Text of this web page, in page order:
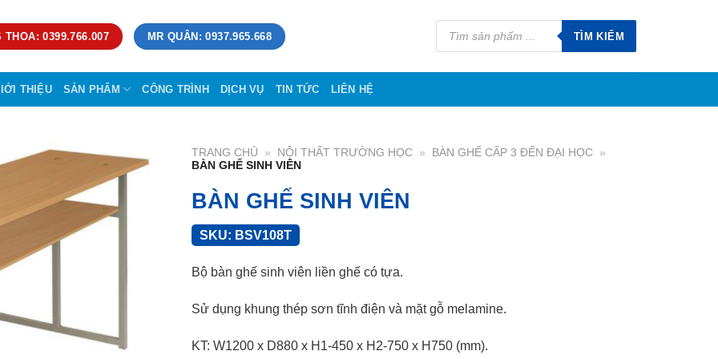
THOA: 0399.766.007 MR QUÂN: 0937.965.668
Tìm
kiếm
phẩm
TÌM KIẾM
THIỆU SẢN PHẨM CÔNG TRÌNH DỊCH VỤ TIN TỨC LIÊN HỆ
TRANG CHỦ » NỘI THẤT TRƯỜNG HỌC » BÀN GHẾ CẤP 3 ĐẾN ĐẠI HỌC »
BÀN GHẾ SINH VIÊN
BÀN GHẾ SINH VIÊN
SKU: BSV108T
Bộ bàn ghế sinh viên liền ghế có tựa.
Sử dụng khung thép sơn tĩnh điện và mặt gỗ melamine.
KT: W1200 x D880 x H1-450 x H2-750 x H750 (mm).